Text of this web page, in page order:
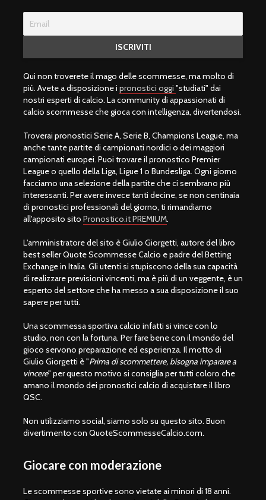
Qui non troverete il mago delle scommesse, ma molto di
più. Avete a disposizione i pronostici oggi "studiati" dai
nostri esperti di calcio. La community di appassionati di
calcio scommesse che gioca con intelligenza, divertendosi.
Troverai pronostici Serie A, Serie B, Champions League, ma
anche tante partite di campionati nordici o dei maggiori
campionati europei. Puoi trovare il pronostico Premier
League o quello della Liga, Ligue 1 o Bundesliga. Ogni giorno
facciamo una selezione della partite che ci sembrano più
interessanti. Per avere invece tanti decine, se non centinaia
di pronostici professionali del giorno, ti rimandiamo
all'apposito sito Pronostico.it PREMIUM.
L'amministratore del sito è Giulio Giorgetti, autore del libro
best seller Quote Scommesse Calcio e padre del Betting
Exchange in Italia. Gli utenti si stupiscono della sua capacità
di realizzare previsioni vincenti, ma è più di un veggente, è un
esperto del settore che ha messo a sua disposizione il suo
sapere per tutti.
Una scommessa sportiva calcio infatti si vince con lo
studio, non con la fortuna. Per fare bene con il mondo del
gioco servono preparazione ed esperienza. Il motto di
Giulio Giorgetti è "Prima di scommettere, bisogna imparare a
vincere" per questo motivo si consiglia per tutti coloro che
amano il mondo dei pronostici calcio di acquistare il libro
QSC.
Non utilizziamo social, siamo solo su questo sito. Buon
divertimento con QuoteScommesseCalcio.com.
Giocare con moderazione
Le scommesse sportive sono vietate ai minori di 18 anni.